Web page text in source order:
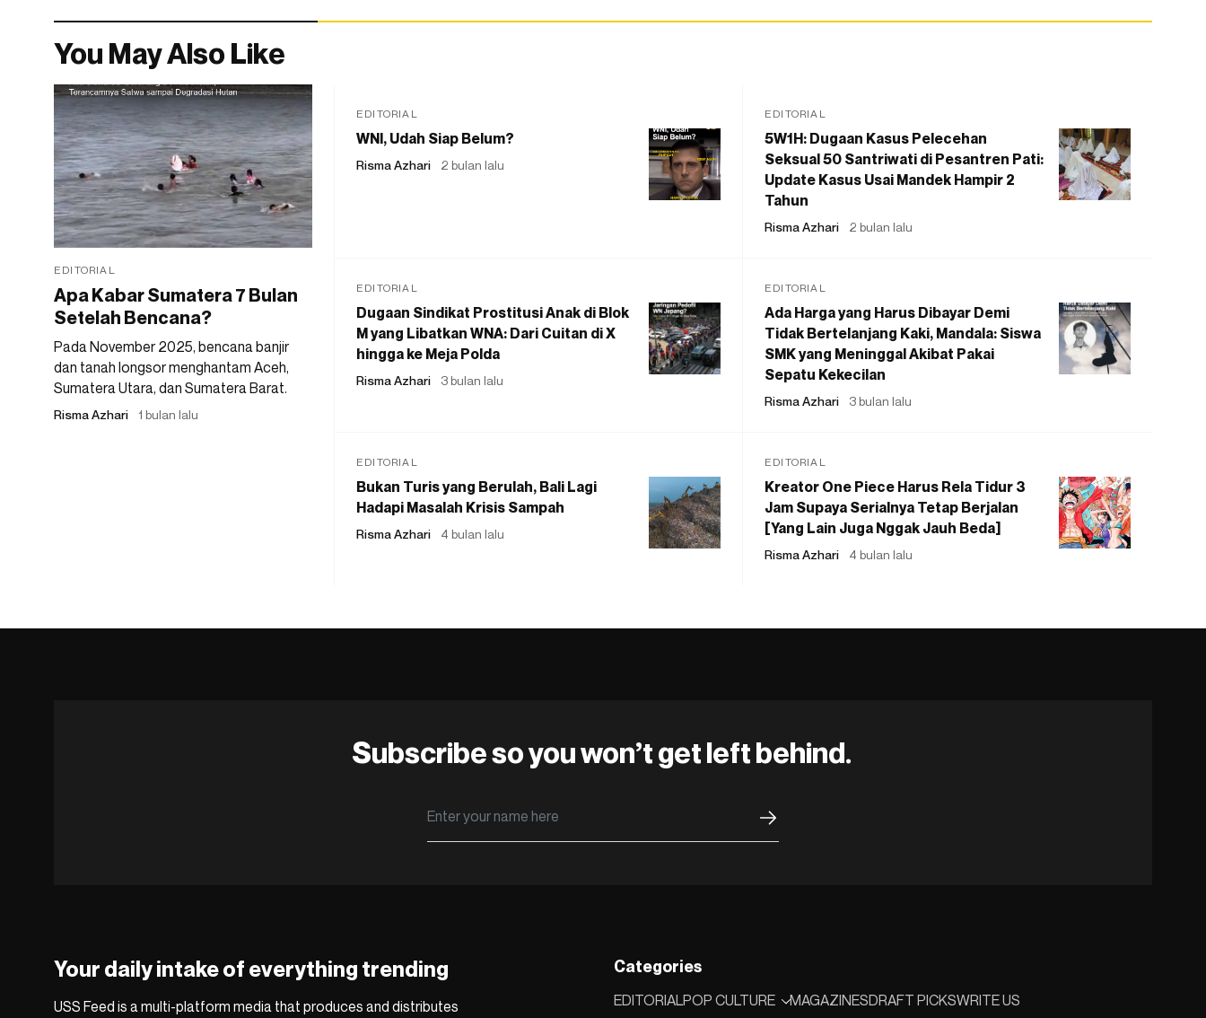
You May Also Like
EDITORIAL
Apa Kabar Sumatera 7 Bulan
Setelah Bencana?
Pada November 2025, bencana banjir
dan tanah longsor menghantam Aceh,
Sumatera Utara, dan Sumatera Barat.
Risma Azhari 1 bulan lalu
EDITORIAL
WNI, Udah Siap Belum?
Risma Azhari 2 bulan lalu
EDITORIAL
5W1H: Dugaan Kasus Pelecehan
Seksual 50 Santriwati di Pesantren Pati:
Update Kasus Usai Mandek Hampir 2
Tahun
Risma Azhari 2 bulan lalu
EDITORIAL
Dugaan Sindikat Prostitusi Anak di Blok
M yang Libatkan WNA: Dari Cuitan di X
hingga ke Meja Polda
Risma Azhari 3 bulan lalu
EDITORIAL
Ada Harga yang Harus Dibayar Demi
Tidak Bertelanjang Kaki, Mandala: Siswa
SMK yang Meninggal Akibat Pakai
Sepatu Kekecilan
Risma Azhari 3 bulan lalu
EDITORIAL
Bukan Turis yang Berulah, Bali Lagi
Hadapi Masalah Krisis Sampah
Risma Azhari 4 bulan lalu
EDITORIAL
Kreator One Piece Harus Rela Tidur 3
Jam Supaya Serialnya Tetap Berjalan
[Yang Lain Juga Nggak Jauh Beda]
Risma Azhari 4 bulan lalu
Subscribe so you won’t get left behind.
Your daily intake of everything trending
USS Feed is a multi-platform media that produces and distributes
Categories
EDITORIALPOP CULTURE MAGAZINESDRAFT PICKSWRITE US